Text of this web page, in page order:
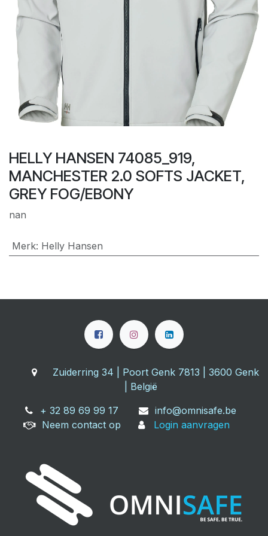
HELLY HANSEN 74085_919,
MANCHESTER 2.0 SOFTS JACKET,
GREY FOG/EBONY
nan
Merk: Helly Hansen
Zuiderring 34 | Poort Genk 7813 | 3600 Genk
| België
+ 32 89 69 99 17
info@omnisafe.be
Neem contact op
Login aanvragen